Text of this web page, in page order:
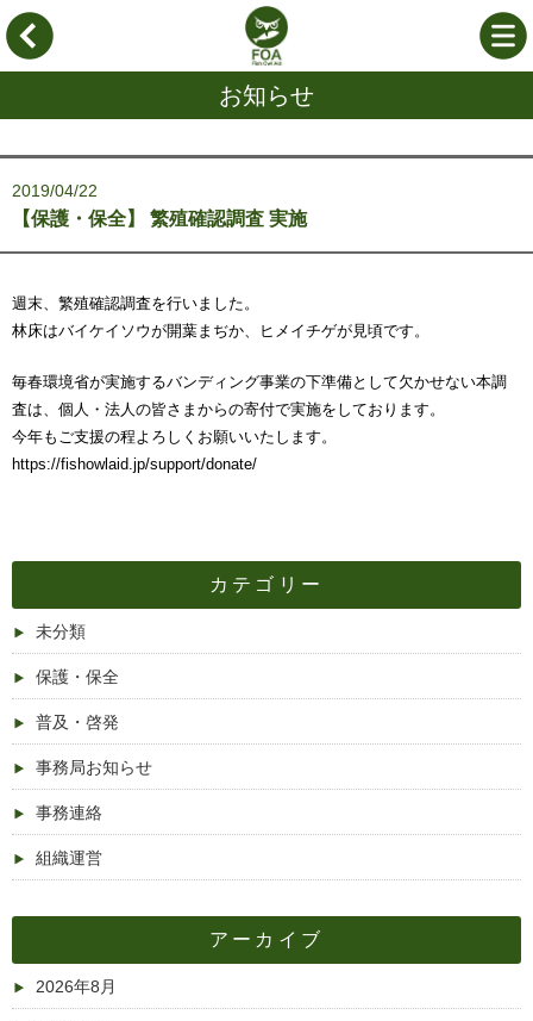
お知らせ
2019/04/22
【保護・保全】 繁殖確認調査 実施
週末、繁殖確認調査を行いました。
林床はバイケイソウが開葉まぢか、ヒメイチゲが見頃です。
毎春環境省が実施するバンディング事業の下準備として欠かせない本調
査は、個人・法人の皆さまからの寄付で実施をしております。
今年もご支援の程よろしくお願いいたします。
https://fishowlaid.jp/support/donate/
カテゴリー
未分類
保護・保全
普及・啓発
事務局お知らせ
事務連絡
組織運営
アーカイブ
2026年8月